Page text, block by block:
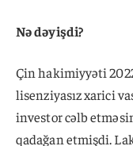
Nə dəyişdi?
Çin hakimiyyəti
lisenziyasız xarici
investor cəlb
qadağan etmişdi.